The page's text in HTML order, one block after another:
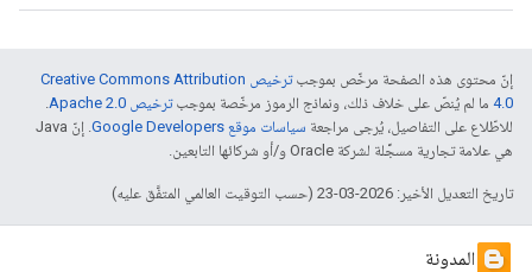
إنّ محتوى هذه الصفحة مرخّص بموجب
ترخيص Creative Commons Attribution
4.0‏ ما لم يُنصّ على خلاف ذلك، ونماذج الرموز مرخّصة بموجبترخيص Apache 2.0‏
.
للاطّلاع على التفاصيل، يُرجى مراجعة سياسات موقع Google Developers‏
. إنّ Java
هي علامة تجارية مسجَّلة لشركة Oracle و/أو شركائها التابعين.
تاريخ التعديل الأخير: 2026-03-23 (حسب التوقيت العالمي المتفَّق عليه)
المدونة